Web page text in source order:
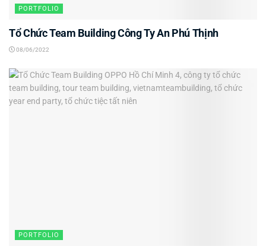
PORTFOLIO
Tổ Chức Team Building Công Ty An Phú Thịnh
08/06/2022
PORTFOLIO